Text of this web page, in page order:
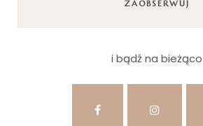
ZAOBSERWUJ
i bądź na bieżąco